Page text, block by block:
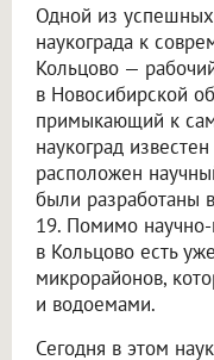
Одной из
наукограда к
Кольцово —
в Новосибирской
примыкающий к
наукоград
расположен
были разработаны
19. Помимо
в Кольцово есть
микрорайонов,
и водоемами.
Сегодня в этом